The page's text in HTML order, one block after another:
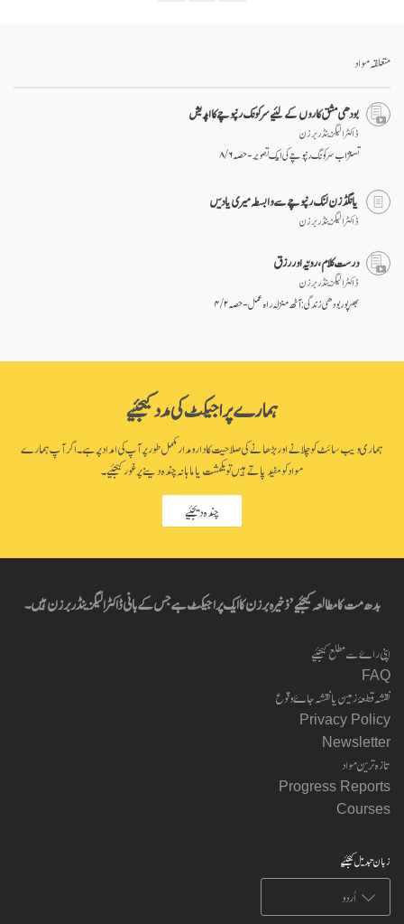
متعلقہ مواد
بودھی مشق کاروں کے لئیے سرکونگ رنپوچے کا اپدیش
ڈاکٹر الیگزینڈر برزن
تسنژاب سرکونگ رنپوچے کی ایک تصویر - حصہ ۶ / ۸
یانگڈزن لنگ رنپوچے سے وابسطہ میری یادیں
ڈاکٹر الیگزینڈر برزن
درست کلام، رویّہ اور رزق
ڈاکٹر الیگزینڈر برزن
بھرپور بودھی زندگی: آٹھ منزلہ راہ عمل - حصہ ۲ / ۴
ہمارے پراجیکٹ کی مدد کیجئیے
ہماری ویب سائٹ کو چلانے اور بڑھانے کی صلاحیت کا دارومدار مکمل طور پر آپ کی امداد پر ہے۔ اگر آپ ہمارے
مواد کو مفید پاتے ہیں تو یکمشت یا ماہانہ چندہ دینے پر غور کیجئیے۔
چندہ دیجئیے
بدھ مت کا مطالعہ کیجئیے’ ذخیرہ برزن کا ایک پراجیکٹ ہے جس کے بانی ڈاکٹر الیگزینڈر برزن ہیں۔
اپنی راۓ سے مطلع کیجئیے
FAQ
نقشہ قطعۂ زمین یا نقشہ جاۓ وقوع
Privacy Policy
Newsletter
تازہ ترین مواد
Progress Reports
Courses
زبان تبدیل کیجئیے